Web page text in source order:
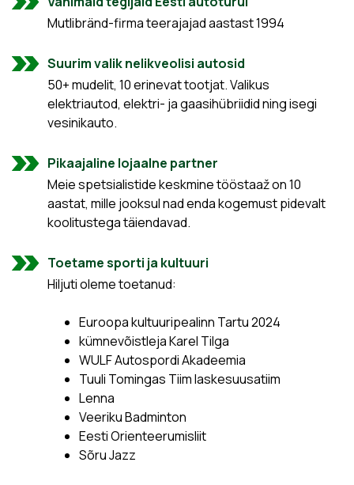
Mutlibränd-firma teerajajad aastast 1994
Suurim valik nelikveolisi autosid
50+ mudelit, 10 erinevat tootjat. Valikus
elektriautod, elektri- ja gaasihübriidid ning isegi
vesinikauto.
Pikaajaline lojaalne partner
Meie spetsialistide keskmine tööstaaž on 10
aastat, mille jooksul nad enda kogemust pidevalt
koolitustega täiendavad.
Toetame sporti ja kultuuri
Hiljuti oleme toetanud:
Euroopa kultuuripealinn Tartu 2024
kümnevõistleja Karel Tilga
WULF Autospordi Akadeemia
Tuuli Tomingas Tiim laskesuusatiim
Lenna
Veeriku Badminton
Eesti Orienteerumisliit
Sõru Jazz